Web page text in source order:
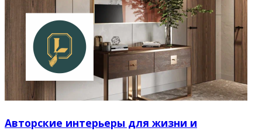
Авторские интерьеры для жизни и